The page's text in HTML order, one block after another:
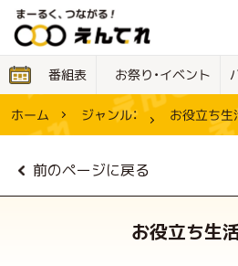
番組表 お祭り・イベント
ホーム ジャンル： お役立ち生
前のページに戻る
お役立ち生